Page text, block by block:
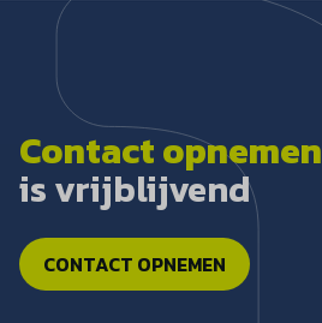
Contact opnemen
is vrijblijvend
CONTACT OPNEMEN